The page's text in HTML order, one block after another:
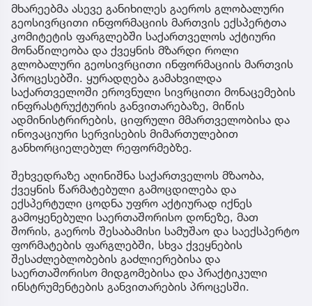
მხარეებმა ასევე განიხილეს გაეროს გლობალური
გეოსივრცითი ინფორმაციის მართვის ექსპერტთა
კომიტეტის ფარგლებში საქართველოს აქტიური
მონაწილეობა და ქვეყნის მზარდი როლი
გლობალური გეოსივრცითი ინფორმაციის მართვის
პროცესებში. ყურადღება გამახვილდა
საქართველოში ეროვნული სივრცითი მონაცემების
ინფრასტრუქტურის განვითარებაზე, მიწის
ადმინისტრირების, ციფრული მმართველობისა და
ინოვაციური სერვისების მიმართულებით
განხორციელებულ რეფორმებზე.
შეხვედრაზე აღინიშნა საქართველოს მზაობა,
ქვეყნის წარმატებული გამოცდილება და
ექსპერტული ცოდნა უფრო აქტიურად იქნეს
გამოყენებული საერთაშორისო დონეზე, მათ
შორის, გაეროს შესაბამისი სამუშაო და საექსპერტო
ფორმატების ფარგლებში, სხვა ქვეყნების
შესაძლებლობების გაძლიერებისა და
საერთაშორისო მიდგომებისა და პრაქტიკული
ინსტრუმენტების განვითარების პროცესში.